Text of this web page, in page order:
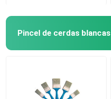
Pincel de cerdas blancas